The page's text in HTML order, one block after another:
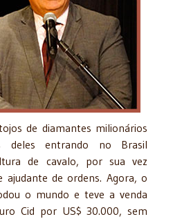
de diamantes milionários
deles entrando no Brasil
de cavalo, por sua vez
de ordens. Agora, o
o mundo e teve a venda
Cid por US$ 30.000, sem